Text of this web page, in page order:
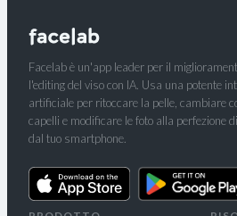
Facelab è un'app leader per il
l'editing del viso con IA. Usa una potente
artificiale per ritoccare la pelle, cambiare
capelli e modificare le foto alla perfezione
dal tuo smartphone.